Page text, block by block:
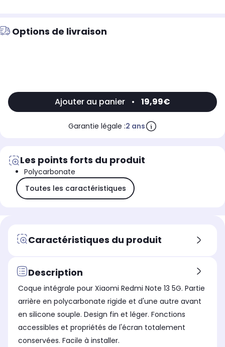
Options de livraison
Ajouter au panier • 19,99€
Garantie légale :2 ans
Les points forts du produit
Polycarbonate
Toutes les caractéristiques
Caractéristiques du produit
Description
Coque intégrale pour Xiaomi Redmi Note 13 5G. Partie
arrière en polycarbonate rigide et d'une autre avant
en silicone souple. Design fin et léger. Fonctions
accessibles et propriétés de l'écran totalement
conservées. Facile à installer.